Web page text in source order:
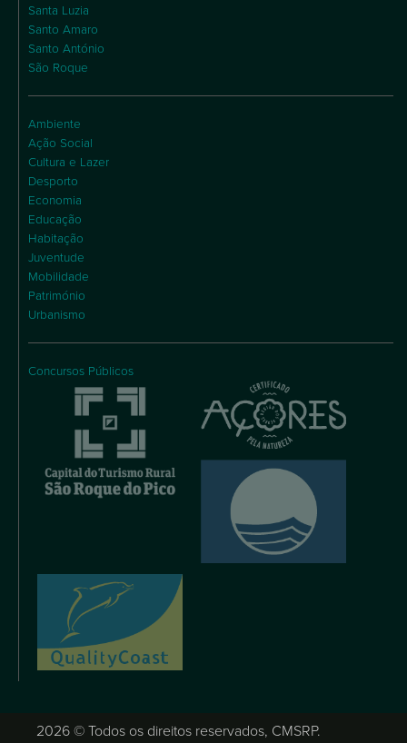
Santa Luzia
Santo Amaro
Santo António
São Roque
Ambiente
Ação Social
Cultura e Lazer
Desporto
Economia
Educação
Habitação
Juventude
Mobilidade
Património
Urbanismo
Concursos Públicos
2026 © Todos os direitos reservados, CMSRP.